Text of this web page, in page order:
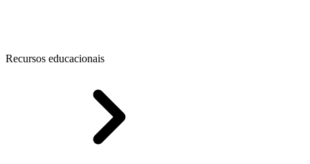
Recursos educacionais